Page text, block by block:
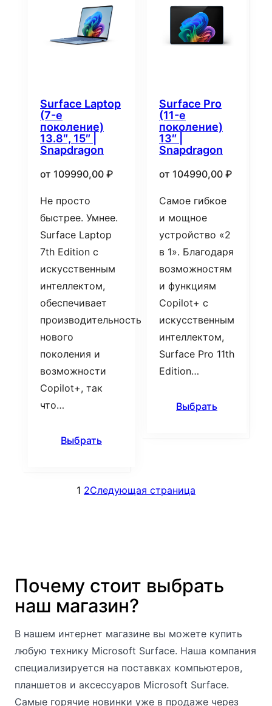
Surface Laptop
(7-е
поколение)
13.8″, 15″ |
Snapdragon
от 109990,00 ₽
Не просто
быстрее. Умнее.
Surface Laptop
7th Edition с
искусственным
интеллектом,
обеспечивает
производительность
нового
поколения и
возможности
Copilot+, так
что…
Выбрать
Surface Pro
(11-е
поколение)
13″ |
Snapdragon
от 104990,00 ₽
Самое гибкое
и мощное
устройство «2
в 1». Благодаря
возможностям
и функциям
Copilot+ с
искусственным
интеллектом,
Surface Pro 11th
Edition…
Выбрать
1 2Следующая страница
Почему стоит выбрать
наш магазин?
В нашем интернет магазине вы можете купить
любую технику Microsoft Surface. Наша компания
специализируется на поставках компьютеров,
планшетов и аксессуаров Microsoft Surface.
Самые горячие новинки уже в продаже через